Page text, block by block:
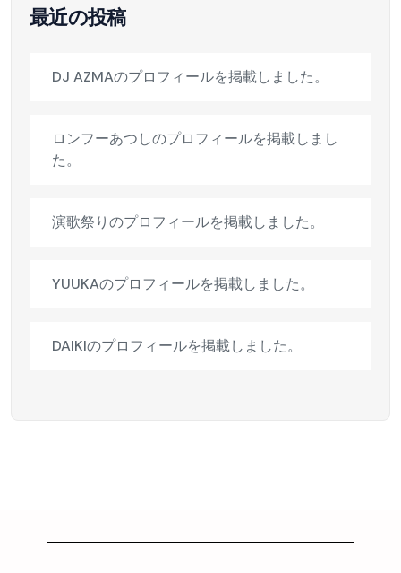
最近の投稿
DJ AZMAのプロフィールを掲載しました。
ロンフーあつしのプロフィールを掲載しまし
た。
演歌祭りのプロフィールを掲載しました。
YUUKAのプロフィールを掲載しました。
DAIKIのプロフィールを掲載しました。